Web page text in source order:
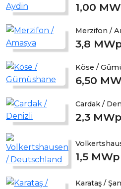
1,00
Merzifon /
3,8
Köse /
6,50
Cardak /
2,3 MWp
1,5 MWp
Karataş /